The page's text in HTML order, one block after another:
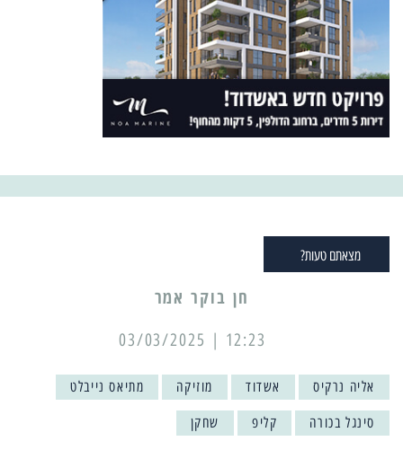
מצאתם טעות?
12:23 | 03/03/2025
אליה נרקיס אשדוד מוזיקה מתיאס נייבלט
סינגל בכורה קליפ שחקן